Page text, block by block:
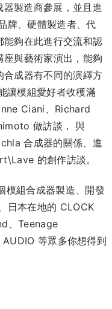
製造商參展，並且進
牌、硬體製造者、代
夠在此進行交流和認
與藝術家演出，能夠
成器有不同的演繹方
讓模組愛好者收穫滿
Ciani、Richard
做訪談， 與
合成器的關係、進
的創作訪談。
組合成器製造、開發
日本在地的 CLOCK
、Teenage
等眾多你想得到